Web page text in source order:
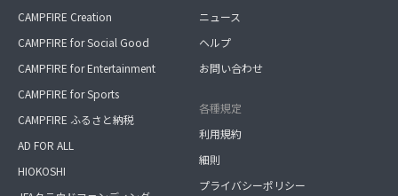
CAMPFIRE Creation
CAMPFIRE for Social Good
CAMPFIRE for Entertainment
CAMPFIRE for Sports
CAMPFIRE ふるさと納税
AD FOR ALL
HIOKOSHI
ニュース
ヘルプ
お問い合わせ
各種規定
利用規約
細則
プライバシーポリシー